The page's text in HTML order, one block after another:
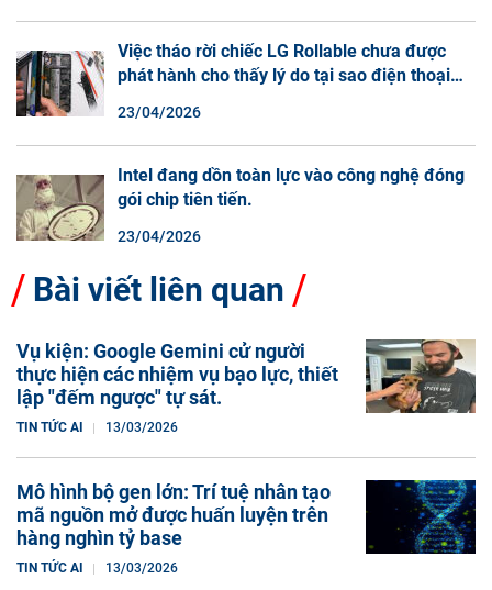
Việc tháo rời chiếc LG Rollable chưa được
phát hành cho thấy lý do tại sao điện thoại
23/04/2026
Intel đang dồn toàn lực vào công nghệ đóng
gói chip tiên tiến.
23/04/2026
Bài viết liên quan
Vụ kiện: Google Gemini cử người
thực hiện các nhiệm vụ bạo lực, thiết
lập "đếm ngược" tự sát.
TIN TỨC AI 13/03/2026
Mô hình bộ gen lớn: Trí tuệ nhân tạo
mã nguồn mở được huấn luyện trên
hàng nghìn tỷ base
TIN TỨC AI 13/03/2026